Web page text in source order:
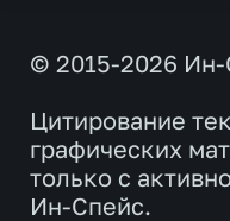
© 2015-2026 Ин-
Цитирование
графических
только с
Ин-Спейс.